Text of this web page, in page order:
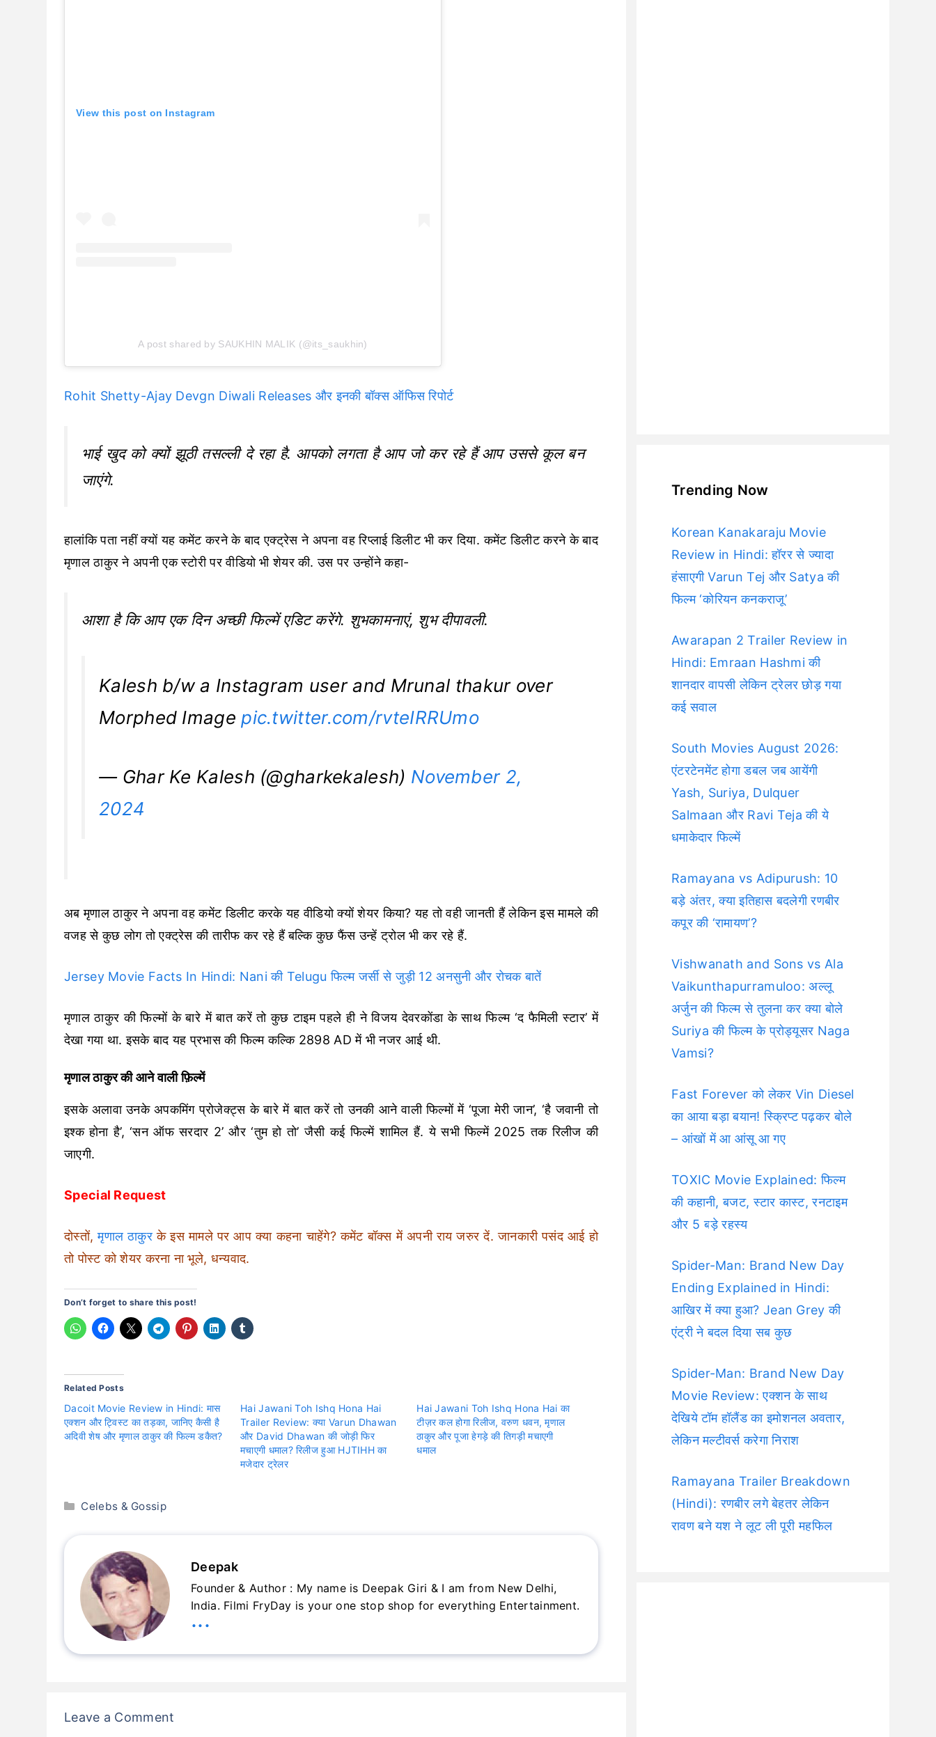
View this post on Instagram
A post shared by SAUKHIN MALIK (@its_saukhin)
Rohit Shetty-Ajay Devgn Diwali Releases और इनकी बॉक्स ऑफिस रिपोर्ट
भाई खुद को क्यों झूठी तसल्ली दे रहा है. आपको लगता है आप जो कर रहे हैं आप उससे कूल बन
जाएंगे.
हालांकि पता नहीं क्यों यह कमेंट करने के बाद एक्ट्रेस ने अपना वह रिप्लाई डिलीट भी कर दिया. कमेंट डिलीट करने के बाद
मृणाल ठाकुर ने अपनी एक स्टोरी पर वीडियो भी शेयर की. उस पर उन्होंने कहा-
आशा है कि आप एक दिन अच्छी फिल्में एडिट करेंगे. शुभकामनाएं, शुभ दीपावली.
Kalesh b/w a Instagram user and Mrunal thakur over
Morphed Image pic.twitter.com/rvteIRRUmo
— Ghar Ke Kalesh (@gharkekalesh) November 2,
2024
अब मृणाल ठाकुर ने अपना वह कमेंट डिलीट करके यह वीडियो क्यों शेयर किया? यह तो वही जानती हैं लेकिन इस मामले की
वजह से कुछ लोग तो एक्ट्रेस की तारीफ कर रहे हैं बल्कि कुछ फैंस उन्हें ट्रोल भी कर रहे हैं.
Jersey Movie Facts In Hindi: Nani की Telugu फिल्म जर्सी से जुड़ी 12 अनसुनी और रोचक बातें
मृणाल ठाकुर की फिल्मों के बारे में बात करें तो कुछ टाइम पहले ही ने विजय देवरकोंडा के साथ फिल्म ‘द फैमिली स्टार’ में
देखा गया था. इसके बाद यह प्रभास की फिल्म कल्कि 2898 AD में भी नजर आई थी.
मृणाल ठाकुर की आने वाली फ़िल्में
इसके अलावा उनके अपकमिंग प्रोजेक्ट्स के बारे में बात करें तो उनकी आने वाली फिल्मों में ‘पूजा मेरी जान’, ‘है जवानी तो
इश्क होना है’, ‘सन ऑफ सरदार 2’ और ‘तुम हो तो’ जैसी कई फिल्में शामिल हैं. ये सभी फिल्में 2025 तक रिलीज की
जाएगी.
Special Request
दोस्तों,मृणाल ठाकुर के इस मामले पर आप क्या कहना चाहेंगे? कमेंट बॉक्स में अपनी राय जरुर दें. जानकारी पसंद आई हो
तो पोस्ट को शेयर करना ना भूले, धन्यवाद.
Don’t forget to share this post!
Related Posts
Dacoit Movie Review in Hindi: मास
एक्शन और ट्विस्ट का तड़का, जानिए कैसी है
अदिवी शेष और मृणाल ठाकुर की फिल्म डकैत?
Hai Jawani Toh Ishq Hona Hai
Trailer Review: क्या Varun Dhawan
और David Dhawan की जोड़ी फिर
मचाएगी धमाल? रिलीज हुआ HJTIHH का
मजेदार ट्रेलर
Hai Jawani Toh Ishq Hona Hai का
टीज़र कल होगा रिलीज, वरुण धवन, मृणाल
ठाकुर और पूजा हेगड़े की तिगड़ी मचाएगी
धमाल
Categories
Celebs & Gossip
Deepak
Founder & Author : My name is Deepak Giri & I am from New Delhi,
India. Filmi FryDay is your one stop shop for everything Entertainment.
...
Leave a Comment
Trending Now
Korean Kanakaraju Movie
Review in Hindi: हॉरर से ज्यादा
हंसाएगी Varun Tej और Satya की
फिल्म ‘कोरियन कनकराजू’
Awarapan 2 Trailer Review in
Hindi: Emraan Hashmi की
शानदार वापसी लेकिन ट्रेलर छोड़ गया
कई सवाल
South Movies August 2026:
एंटरटेनमेंट होगा डबल जब आयेंगी
Yash, Suriya, Dulquer
Salmaan और Ravi Teja की ये
धमाकेदार फिल्में
Ramayana vs Adipurush: 10
बड़े अंतर, क्या इतिहास बदलेगी रणबीर
कपूर की ‘रामायण’?
Vishwanath and Sons vs Ala
Vaikunthapurramuloo: अल्लू
अर्जुन की फिल्म से तुलना कर क्या बोले
Suriya की फिल्म के प्रोड्यूसर Naga
Vamsi?
Fast Forever को लेकर Vin Diesel
का आया बड़ा बयान! स्क्रिप्ट पढ़कर बोले
– आंखों में आ आंसू आ गए
TOXIC Movie Explained: फिल्म
की कहानी, बजट, स्टार कास्ट, रनटाइम
और 5 बड़े रहस्य
Spider-Man: Brand New Day
Ending Explained in Hindi:
आखिर में क्या हुआ? Jean Grey की
एंट्री ने बदल दिया सब कुछ
Spider-Man: Brand New Day
Movie Review: एक्शन के साथ
देखिये टॉम हॉलैंड का इमोशनल अवतार,
लेकिन मल्टीवर्स करेगा निराश
Ramayana Trailer Breakdown
(Hindi): रणबीर लगे बेहतर लेकिन
रावण बने यश ने लूट ली पूरी महफिल